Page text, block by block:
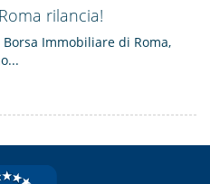
rilancia!
Immobiliare di Roma,